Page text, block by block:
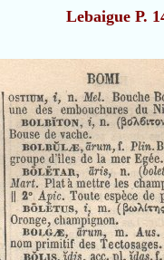
Lebaigue P.